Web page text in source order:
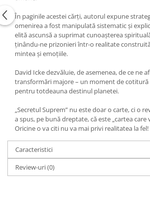
În paginile acestei cărți, autorul expune
omenirea a fost manipulată sistematic și
elită ascunsă a suprimat cunoașterea
ținându-ne prizonieri într-o realitate
mintea și emoțiile.
David Icke dezvăluie, de asemenea, de ce ne
transformări majore – un moment de cotitură
pentru totdeauna destinul planetei.
„Secretul Suprem” nu este doar o carte, ci o
a spus, pe bună dreptate, că este „cartea care
Oricine o va citi nu va mai privi realitatea la fel!​​​​​
Caracteristici
Review-uri(0)